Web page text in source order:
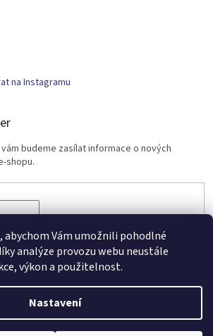
abychom Vám umožnili pohodlné
analýze provozu webu neustále
výkon a použitelnost.
Nastavení
na Instagramu
budeme zasílat informace o nových
shopu.